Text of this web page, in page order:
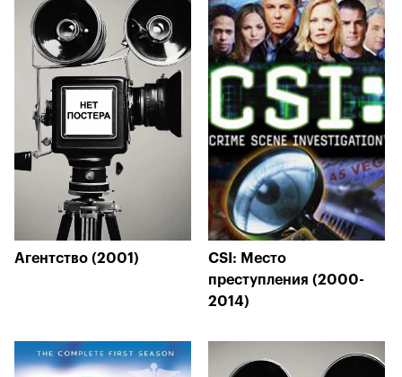
Агентство (2001)
CSI: Место
преступления (2000-
2014)